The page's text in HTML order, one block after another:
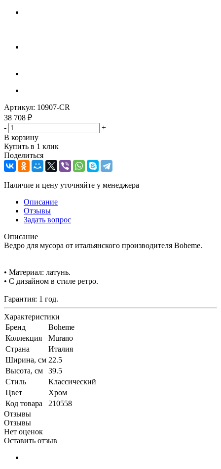
Артикул: 10907-CR
38 708 ₽
-
+
В корзину
Купить в 1 клик
Поделиться
Наличие и цену уточняйте у менеджера
Описание
Отзывы
Задать вопрос
Описание
Ведро для мусора от итальянского производителя Boheme.
• Материал: латунь.
• С дизайном в стиле ретро.
Гарантия: 1 год.
Характеристики
Бренд
Boheme
Коллекция
Murano
Страна
Италия
Ширина, см 22.5
Высота, см
39.5
Стиль
Классический
Цвет
Хром
Код товара
210558
Отзывы
Отзывы
Нет оценок
Оставить отзыв